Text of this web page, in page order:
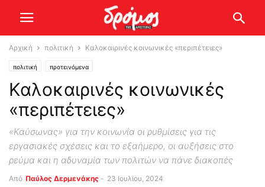
Αρχική πολιτική Καλοκαιρινές κοινωνικές «περιπέτειες»
πολιτική προτεινόμενα
Καλοκαιρινές κοινωνικές
«περιπέτειες»
«Καύσωνας» για την κοινωνία οι ρυθμίσεις για τις
εργασιακές σχέσεις και το εξαήμερο, οι αυξήσεις στο
ρεύμα και η αδυναμία των πολιτών να πάνε διακοπές
Από Παύλος Δερμενάκης - 23 Ιουλίου, 2024